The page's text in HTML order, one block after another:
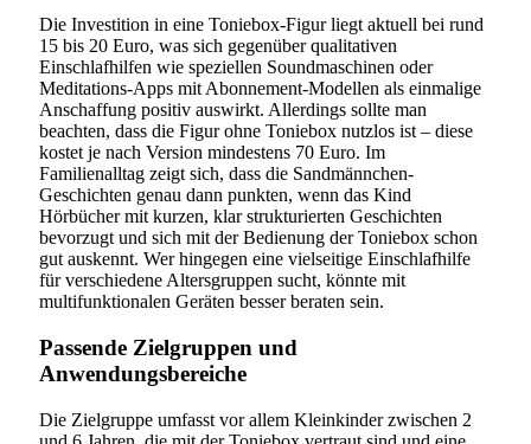
Die Investition in eine Toniebox-Figur liegt aktuell bei rund
15 bis 20 Euro, was sich gegenüber qualitativen
Einschlafhilfen wie speziellen Soundmaschinen oder
Meditations-Apps mit Abonnement-Modellen als einmalige
Anschaffung positiv auswirkt. Allerdings sollte man
beachten, dass die Figur ohne Toniebox nutzlos ist – diese
kostet je nach Version mindestens 70 Euro. Im
Familienalltag zeigt sich, dass die Sandmännchen-
Geschichten genau dann punkten, wenn das Kind
Hörbücher mit kurzen, klar strukturierten Geschichten
bevorzugt und sich mit der Bedienung der Toniebox schon
gut auskennt. Wer hingegen eine vielseitige Einschlafhilfe
für verschiedene Altersgruppen sucht, könnte mit
multifunktionalen Geräten besser beraten sein.
Passende Zielgruppen und
Anwendungsbereiche
Die Zielgruppe umfasst vor allem Kleinkinder zwischen 2